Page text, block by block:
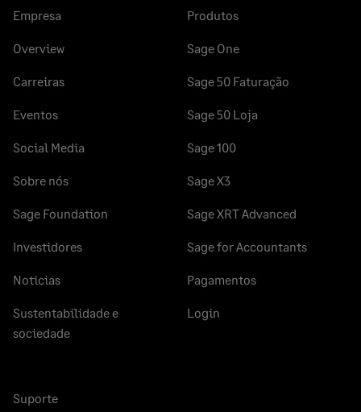
Empresa
Overview
Carreiras
Eventos
Social Media
Sobre nós
Sage Foundation
Investidores
Noticias
Sustentabilidade e
sociedade
Produtos
Sage One
Sage 50 Faturação
Sage 50 Loja
Sage 100
Sage X3
Sage XRT Advanced
Sage for Accountants
Pagamentos
Login
Suporte